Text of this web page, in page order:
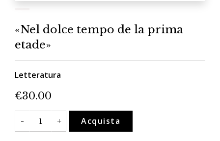
«Nel dolce tempo de la prima
etade»
Letteratura
€30.00
-
«Nel
dolce
tempo
+ Acquista